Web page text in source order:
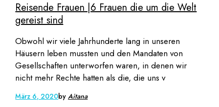
Reisende Frauen |6 Frauen die um die Welt
gereist sind
Obwohl wir viele Jahrhunderte lang in unseren
Häusern leben mussten und den Mandaten von
Gesellschaften unterworfen waren, in denen wir
nicht mehr Rechte hatten als die, die uns v
März 6, 2020byAitana